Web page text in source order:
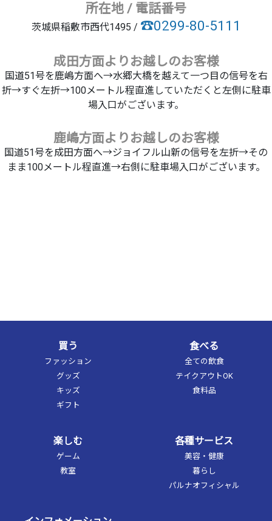
所在地 / 電話番号
茨城県稲敷市西代1495 / ☎0299-80-5111
成田方面よりお越しのお客様
国道51号を鹿嶋方面へ→水郷大橋を越えて一つ目の信号を右
折→すぐ左折→100メートル程直進していただくと左側に駐車
場入口がございます。
鹿嶋方面よりお越しのお客様
国道51号を成田方面へ→ジョイフル山新の信号を左折→その
まま100メートル程直進→右側に駐車場入口がございます。
買う
ファッション
グッズ
キッズ
ギフト
食べる
全ての飲食
テイクアウトOK
食料品
楽しむ
ゲーム
教室
各種サービス
美容・健康
暮らし
パルナオフィシャル